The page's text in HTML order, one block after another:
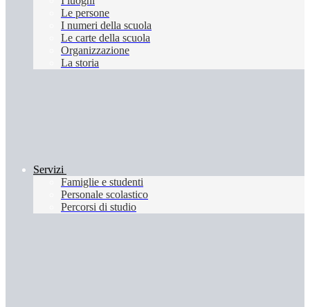
Le persone
I numeri della scuola
Le carte della scuola
Organizzazione
La storia
Servizi
Famiglie e studenti
Personale scolastico
Percorsi di studio